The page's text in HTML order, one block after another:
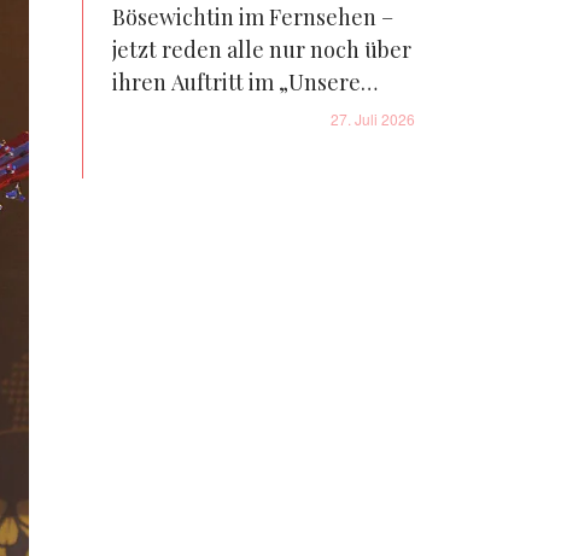
Bösewichtin im Fernsehen –
jetzt reden alle nur noch über
ihren Auftritt im „Unsere
kleine Farm“-Reboot – Fotos
27. Juli 2026